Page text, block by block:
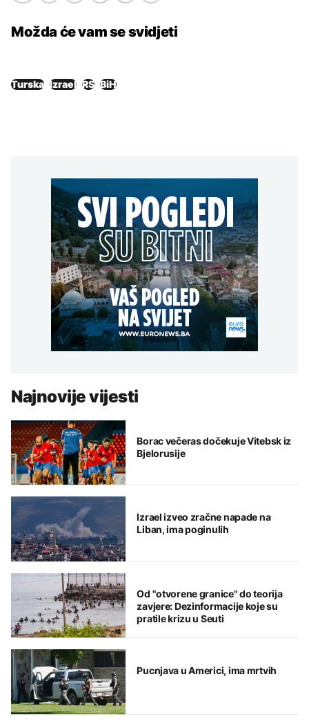
Možda će vam se svidjeti
Turska Izrael RS BiH
Najnovije vijesti
Borac večeras dočekuje Vitebsk iz
Bjelorusije
Izrael izveo zračne napade na
Liban, ima poginulih
Od "otvorene granice" do teorija
zavjere: Dezinformacije koje su
pratile krizu u Seuti
Pucnjava u Americi, ima mrtvih